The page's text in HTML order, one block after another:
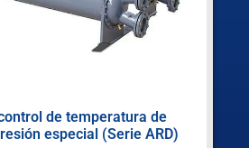
de temperatura de
especial (Serie ARD)